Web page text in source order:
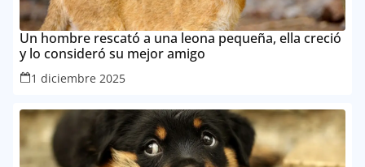
Un hombre rescató a una leona pequeña, ella creció
y lo consideró su mejor amigo
1 diciembre 2025